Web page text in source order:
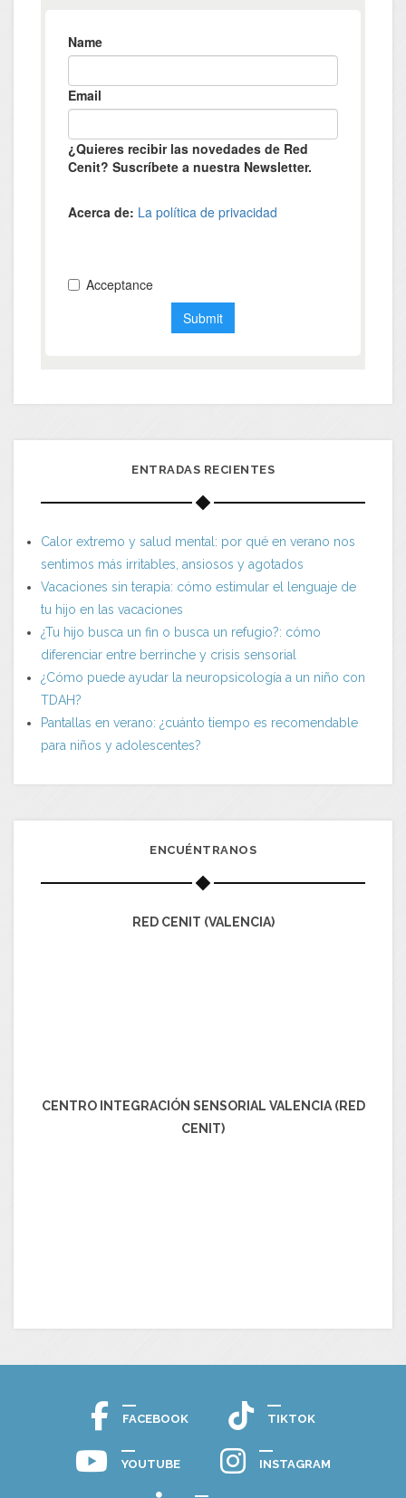
ENTRADAS RECIENTES
Calor extremo y salud mental: por qué en verano nos
sentimos más irritables, ansiosos y agotados
Vacaciones sin terapia: cómo estimular el lenguaje de
tu hijo en las vacaciones
¿Tu hijo busca un fin o busca un refugio?: cómo
diferenciar entre berrinche y crisis sensorial
¿Cómo puede ayudar la neuropsicología a un niño con
TDAH?
Pantallas en verano: ¿cuánto tiempo es recomendable
para niños y adolescentes?
ENCUÉNTRANOS
RED CENIT (VALENCIA)
CENTRO INTEGRACIÓN SENSORIAL VALENCIA (RED
CENIT)
FACEBOOK TIKTOK
YOUTUBE INSTAGRAM